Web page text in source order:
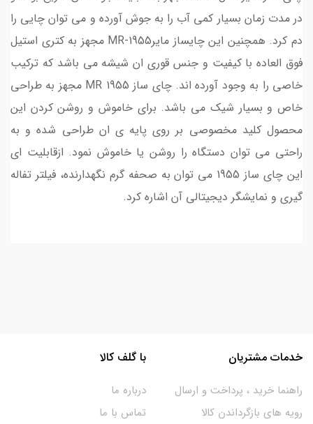
در مدت زمان بسیار کمی آب را به جوش آورده و می توان چایی را
دم کرد. همچنین این چایساز مایرMR-1955 مجهز به کتری استیل
فوق العاده با کیفیت و جنس قوری ان شیشه می باشد که ترکیب
خاصی را به وجود آورده اند. چای ساز MR 1955 مجهز به طراحی
خاص و بسیار شیک می باشد. برای خاموش و روشن کردن این
محصول کلید مخصوصی بر روی پایه ی ان طراحی شده و به
راحتی می توان دستگاه را روشن یا خاموش نمود. ازقابلیت ای
این چای ساز 1955 می توان به صحفه گرم نگهدارنده، فیلتر تفاله
گیری و نمایشگر دیجیتالی آن اشاره کرد.
خدمات مشتریان
راهنما خرید ، پرداخت و ارسال
رویه های بازگرداندن کالا
با گلف کالا
درباره ما
تماس با ما